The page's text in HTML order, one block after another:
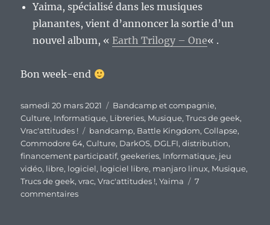
Yaima, spécialisé dans les musiques
planantes, vient d’annoncer la sortie d’un
nouvel album, «Earth Trilogy – One« .
Bon week-end
Publié
le
samedi 20 mars 2021 Catégories
Bandcamp et compagnie,
Culture, Informatique, Libreries, Musique,Trucs de geek,
Vrac'attitudes !
Étiquettes
bandcamp, Battle Kingdom,Collapse,
Commodore 64,Culture, DarkOS, DGLFI,distribution,
financement participatif,geekeries, Informatique, jeu
vidéo, libre, logiciel, logiciel libre, manjaro linux, Musique,
Trucs de geek,vrac,Vrac'attitudes !,Yaima
7
commentairessur